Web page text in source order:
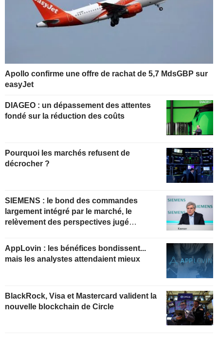
Apollo confirme une offre de rachat de 5,7 MdsGBP sur
easyJet
DIAGEO : un dépassement des attentes
fondé sur la réduction des coûts
Pourquoi les marchés refusent de
décrocher ?
SIEMENS : le bond des commandes
largement intégré par le marché, le
relèvement des perspectives jugé
actuelles
AppLovin : les bénéfices bondissent...
mais les analystes attendaient mieux
BlackRock, Visa et Mastercard valident la
nouvelle blockchain de Circle